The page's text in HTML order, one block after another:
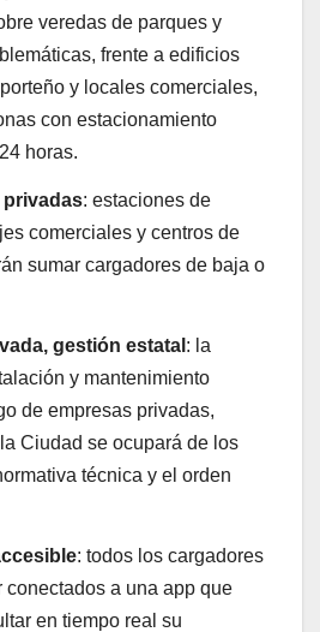
veredas de parques y
frente a edificios
y locales comerciales,
con estacionamiento
horas.
: estaciones de
comerciales y centros de
sumar cargadores de baja o
gestión estatal : la
y mantenimiento
de empresas privadas,
Ciudad se ocupará de los
técnica y el orden
: todos los cargadores
conectados a una app que
en tiempo real su